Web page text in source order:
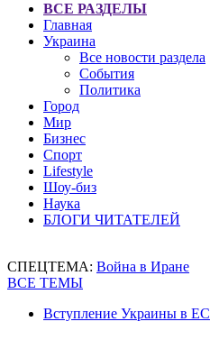
ВСЕ РАЗДЕЛЫ
Главная
Украина
Все новости раздела
События
Политика
Город
Мир
Бизнес
Спорт
Lifestyle
Шоу-биз
Наука
БЛОГИ ЧИТАТЕЛЕЙ
СПЕЦТЕМА: Война в Иране
ВСЕ ТЕМЫ
Вступление Украины в ЕС